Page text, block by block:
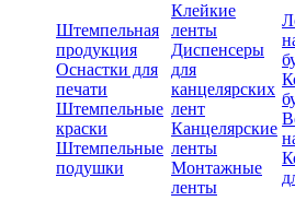
Штемпельная
продукция
Оснастки для
печати
Штемпельные
краски
Штемпельные
подушки
Клейкие
ленты
Диспенсеры
для
канцелярских
лент
Канцелярские
ленты
Монтажные
ленты